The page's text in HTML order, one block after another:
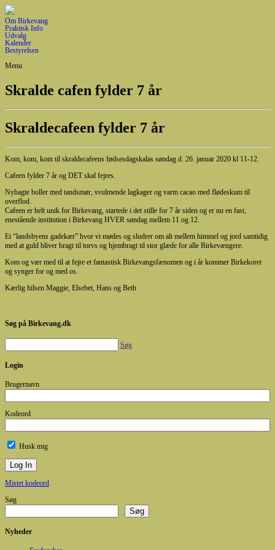
Om Birkevang
Praktisk Info
Udvalg
Kalender
Bestyrelsen
Menu
Skralde cafen fylder 7 år
Skraldecafeen fylder 7 år
Kom, kom, kom til skraldecafeens fødsesdagskalas søndag d. 26. januar 2020 kl 11-12.
Cafeen fylder 7 år og DET skal fejres.
Nybagte boller med tandsmør, svulmende lagkager og varm cacao med flødeskum til
overflod.
Cafeen er helt unik for Birkevang, startede i det stille for 7 år siden og er nu en fast,
enestående institution i Birkevang HVER søndag mellem 11 og 12.
Et “landsbyens gadekær” hvor vi mødes og sludrer om alt mellem himmel og jord samtidig
med at guld bliver bragt til torvs og hjembragt til stor glæde for alle Birkevængere.
Kom og vær med til at fejre et fantastisk Birkevangsfænomen og i år kommer Birkekoret
og synger for og med os.
Kærlig hilsen Maggie, Elsebet, Hans og Beth
Søg på Birkevang.dk
Søg
Login
Brugernavn
Kodeord
Husk mig
Mistet kodeord
Søg
Søg
Nyheder